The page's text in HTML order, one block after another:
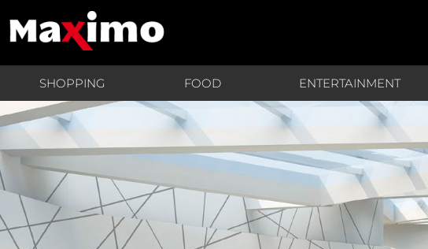
SHOPPING FOOD ENTERTAINMENT